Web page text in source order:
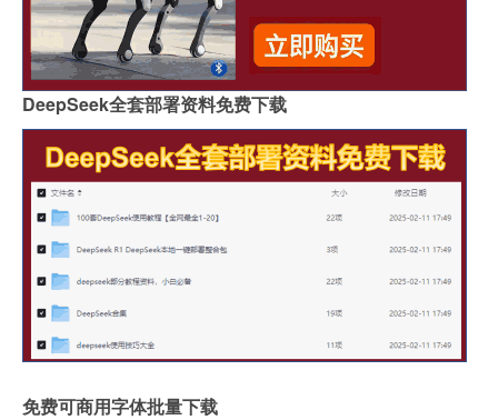
DeepSeek全套部署资料免费下载
免费可商用字体批量下载